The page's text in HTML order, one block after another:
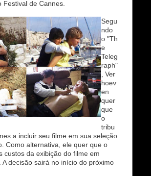
Festival de Cannes.
Segu
ndo
o "Th
e
Teleg
raph"
, Ver
hoev
en
quer
que
o
tribu
a incluir seu filme em sua seleção
Como alternativa, ele quer que o
custos da exibição do filme em
A decisão sairá no início do próximo